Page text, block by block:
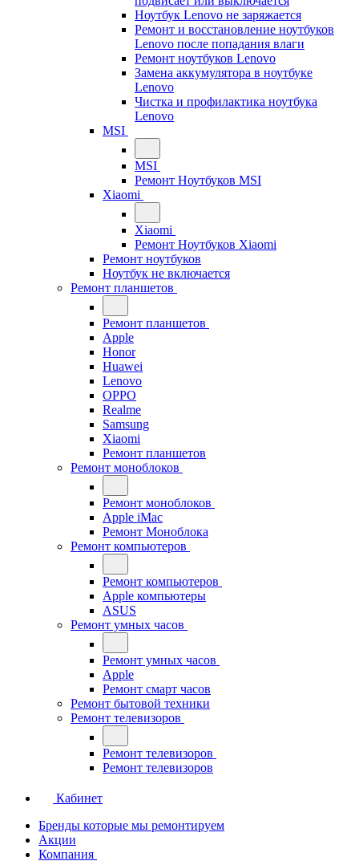
Ноутбук Lenovo не заряжается
Ремонт и восстановление ноутбуков
Lenovo после попадания влаги
Ремонт ноутбуков Lenovo
Замена аккумулятора в ноутбуке
Lenovo
Чистка и профилактика ноутбука
Lenovo
MSI
MSI
Ремонт Ноутбуков MSI
Xiaomi
Xiaomi
Ремонт Ноутбуков Xiaomi
Ремонт ноутбуков
Ноутбук не включается
Ремонт планшетов
Ремонт планшетов
Apple
Honor
Huawei
Lenovo
OPPO
Realme
Samsung
Xiaomi
Ремонт планшетов
Ремонт моноблоков
Ремонт моноблоков
Apple iMac
Ремонт Моноблока
Ремонт компьютеров
Ремонт компьютеров
Apple компьютеры
ASUS
Ремонт умных часов
Ремонт умных часов
Apple
Ремонт смарт часов
Ремонт бытовой техники
Ремонт телевизоров
Ремонт телевизоров
Ремонт телевизоров
Кабинет
Бренды которые мы ремонтируем
Акции
Компания